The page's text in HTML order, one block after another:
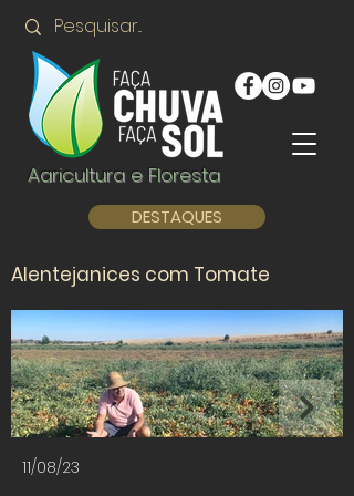
Agricultura e Floresta
DESTAQUES
Alentejanices com Tomate
11/08/23